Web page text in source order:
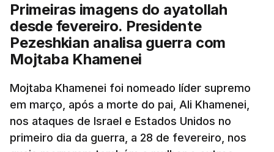
Primeiras imagens do ayatollah
desde fevereiro. Presidente
Pezeshkian analisa guerra com
Mojtaba Khamenei
Mojtaba Khamenei foi nomeado líder supremo
em março, após a morte do pai, Ali Khamenei,
nos ataques de Israel e Estados Unidos no
primeiro dia da guerra, a 28 de fevereiro, nos